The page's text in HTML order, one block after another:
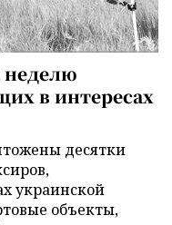
неделю
в интересах
десятки
украинской
объекты,